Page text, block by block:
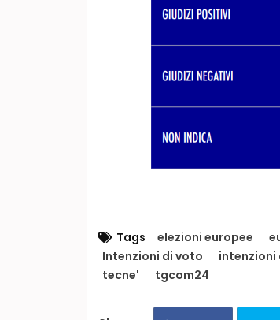
Tags elezioni europee
Intenzioni di voto
intenzioni
tecne'
tgcom24